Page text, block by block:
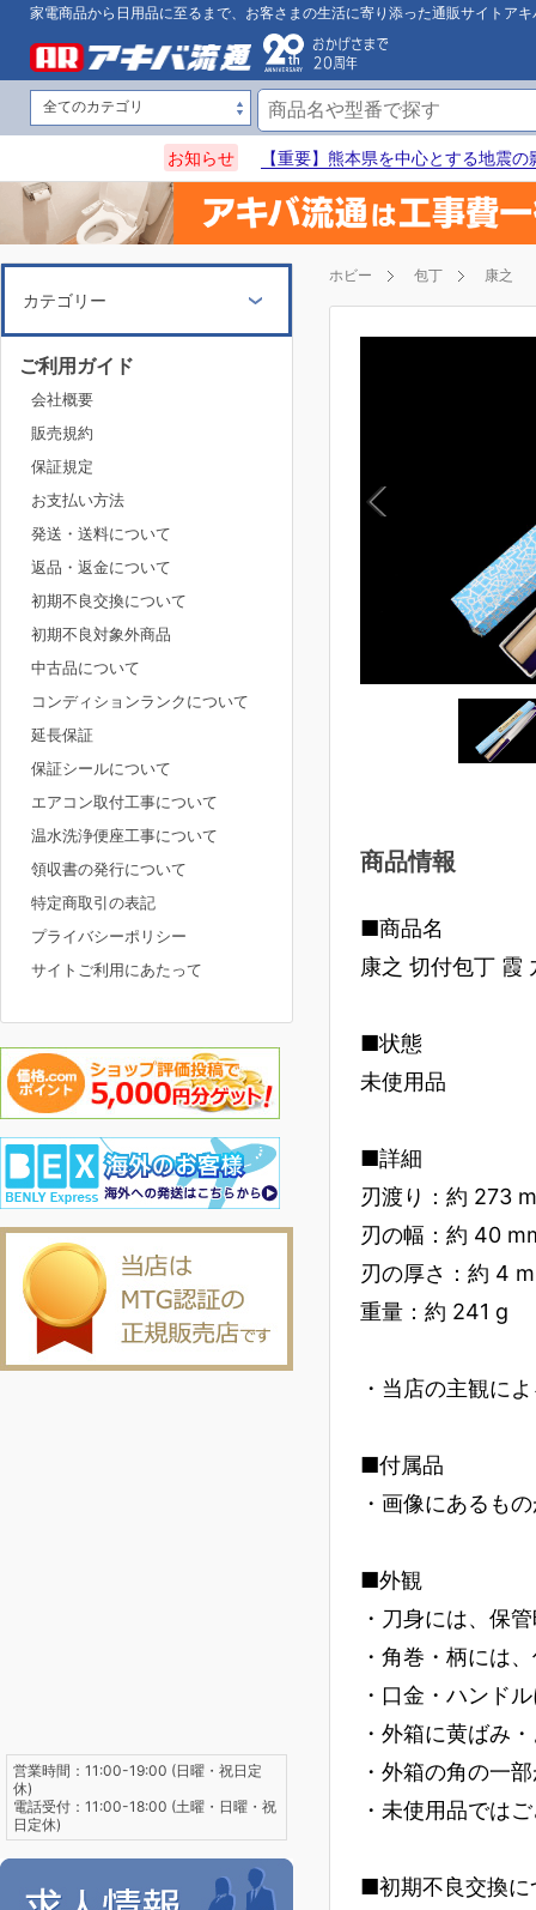
家電商品から日用品に至るまで、お客さまの生活に寄り添った通販サイトアキ
お知らせ 【重要】熊本県を中心とする地震
ホビー 包丁 康之
商品情報
■商品名
康之 切付包丁 霞
■状態
未使用品
■詳細
刃渡り：約 273
刃の幅：約 40
刃の厚さ：約 4
重量：約 241 g
・当店の主観に
■付属品
・画像にあるも
■外観
・刀身には、保
・角巻・柄には
・口金・ハンド
・外箱に黄ばみ
・外箱の角の一
・未使用品では
■初期不良交換に
カテゴリー
ご利用ガイド
会社概要
販売規約
保証規定
お支払い方法
発送・送料について
返品・返金について
初期不良交換について
初期不良対象外商品
中古品について
コンディションランクについて
延長保証
保証シールについて
エアコン取付工事について
温水洗浄便座工事について
領収書の発行について
特定商取引の表記
プライバシーポリシー
サイトご利用にあたって
営業時間：11:00-19:00 (日曜・祝日定
休)
電話受付：11:00-18:00 (土曜・日曜・祝
日定休)